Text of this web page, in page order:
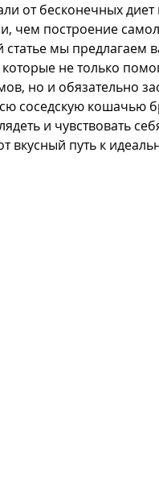
от бесконечных
чем построение
мы предлагаем
не только
но и обязательно
соседскую кошачью
и чувствовать
вкусный путь к